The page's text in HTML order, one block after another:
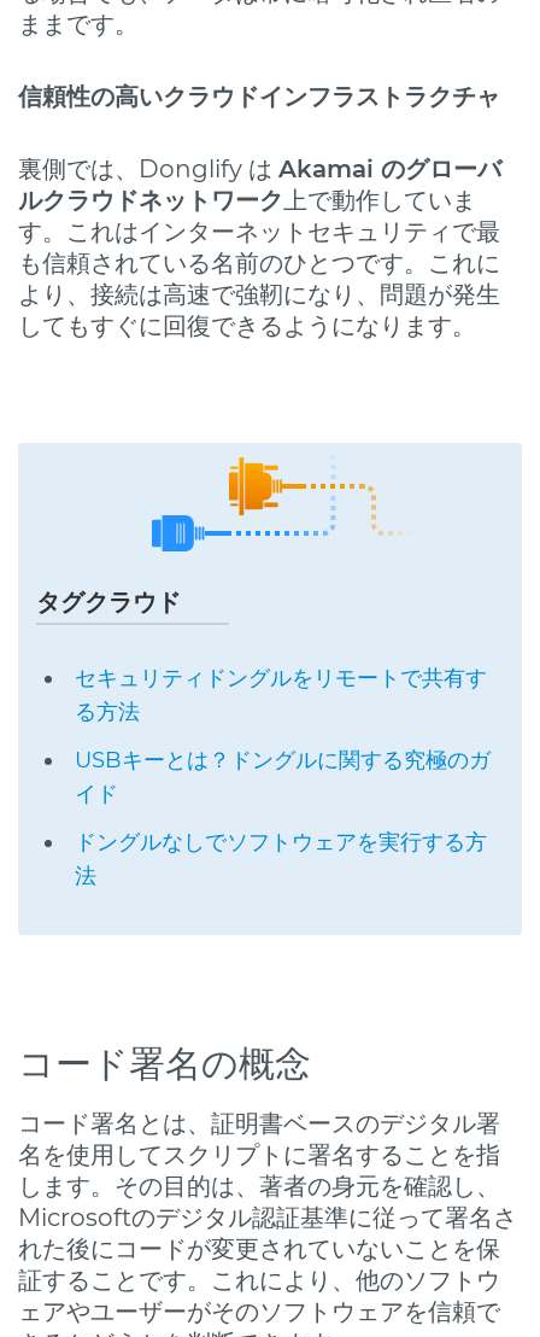
ままです。
信頼性の高いクラウドインフラストラクチャ
裏側では、Donglify は Akamai のグローバ
ルクラウドネットワーク 上で動作していま
す。これはインターネットセキュリティで最
も信頼されている名前のひとつです。これに
より、接続は高速で強靭になり、問題が発生
してもすぐに回復できるようになります。
タグクラウド
セキュリティドングルをリモートで共有す
る方法
USBキーとは？ドングルに関する究極のガ
イド
ドングルなしでソフトウェアを実行する方
法
コード署名の概念
コード署名とは、証明書ベースのデジタル署
名を使用してスクリプトに署名することを指
します。その目的は、著者の身元を確認し、
Microsoftのデジタル認証基準に従って署名さ
れた後にコードが変更されていないことを保
証することです。これにより、他のソフトウ
ェアやユーザーがそのソフトウェアを信頼で